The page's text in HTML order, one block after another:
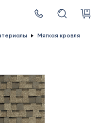
Мягкая кровля